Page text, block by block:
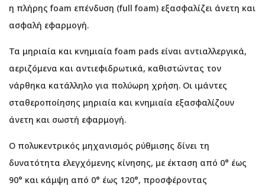
η πλήρης foam επένδυση (full foam) εξασφαλίζει άνετη και
ασφαλή εφαρμογή.
Τα μηριαία και κνημιαία foam pads είναι αντιαλλεργικά,
αεριζόμενα και αντιεφιδρωτικά, καθιστώντας τον
νάρθηκα κατάλληλο για πολύωρη χρήση. Οι ιμάντες
σταθεροποίησης μηριαία και κνημιαία εξασφαλίζουν
άνετη και σωστή εφαρμογή.
Ο πολυκεντρικός μηχανισμός ρύθμισης δίνει τη
δυνατότητα ελεγχόμενης κίνησης, με έκταση από 0° έως
90° και κάμψη από 0° έως 120°, προσφέροντας